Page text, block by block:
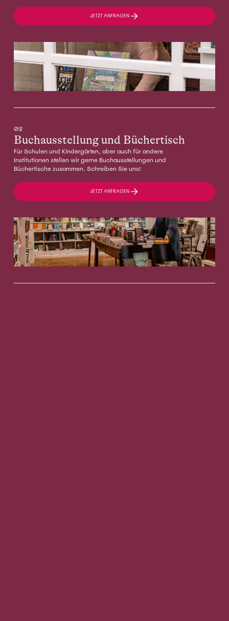
JETZT ANFRAGEN
02
Buchausstellung und Büchertisch
Für Schulen und Kindergärten, aber auch für andere
Institutionen stellen wir gerne Buchausstellungen und
Büchertische zusammen. Schreiben Sie uns!
JETZT ANFRAGEN